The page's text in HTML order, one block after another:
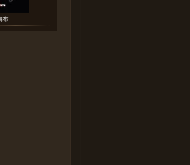
布